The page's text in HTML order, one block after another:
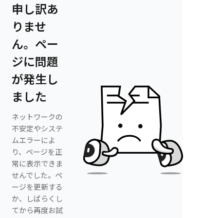
申し訳あ
りませ
ん。ペー
ジに問題
が発生し
ました
ネットワークの
不安定やシステ
ムエラーによ
り、ページを正
常に表示できま
せんでした。ペ
ージを更新する
か、しばらくし
てから再度お試